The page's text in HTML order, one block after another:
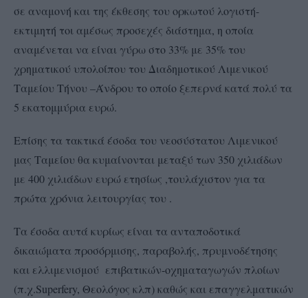
σε αναμονή και της έκθεσης του ορκωτού λογιστή-
εκτιμητή τοι αμέσως προσεχές διάστημα, η οποία
αναμένεται να είναι γύρω στο 33% με 35% του
χρηματικού υπολοίπου του Διαδημοτικού Λιμενικού
Ταμείου Τήνου –Άνδρου το οποίο ξεπερνά κατά πολύ τα
5 εκατομμύρια ευρώ.
Επίσης τα τακτικά έσοδα του νεοσύστατου Λιμενικού
μας Ταμείου θα κυμαίνονται μεταξύ των 350 χιλιάδων
με 400 χιλιάδων ευρώ ετησίως ,τουλάχιστον για τα
πρώτα χρόνια λειτουργίας του .
Τα έσοδα αυτά κυρίως είναι τα ανταποδοτικά
δικαιώματα προσόρμισης, παραβολής, πρυμνοδέτησης
και ελλιμενισμού επιβατικών-οχηματαγωγών πλοίων
(π.χ.Superfery, Θεολόγος κλπ) καθώς και επαγγελματικών